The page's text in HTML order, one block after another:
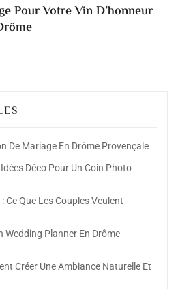
De Mariage En Drôme Provençale
Déco Pour Un Coin Photo
Ce Que Les Couples Veulent
Wedding Planner En Drôme
Créer Une Ambiance Naturelle Et
Pour Votre Vin D’honneur